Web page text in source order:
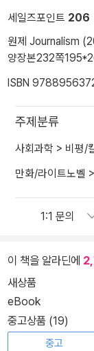
세일즈포인트 206
원제 Journalism
양장본232쪽
ISBN
주제분류
사회과학 > 비평/
만화/라이트노벨 >
이 책을 알라딘에
새상품
eBook
중고상품 (19)
중고